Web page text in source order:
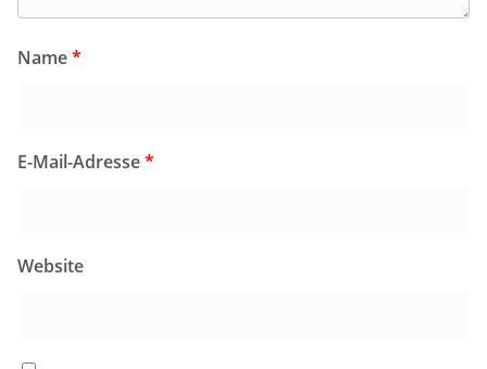
Name*
E-Mail-Adresse*
Website